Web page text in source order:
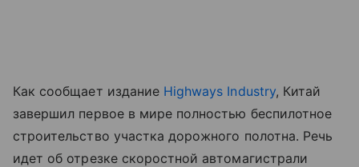
Как сообщает издание Highways Industry, Китай
завершил первое в мире полностью беспилотное
строительство участка дорожного полотна. Речь
идет об отрезке скоростной автомагистрали